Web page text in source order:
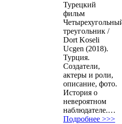
Турецкий
фильм
треугольник /
Dort Koseli
Ucgen (2018).
Турция.
Создатели,
актеры и роли,
описание, фото.
История о
невероятном
наблюдателе.…
Подробнее >>>